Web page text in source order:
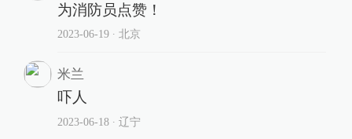
为消防员点赞！
2023-06-19∙ 北京
米兰
吓人
2023-06-18∙ 辽宁